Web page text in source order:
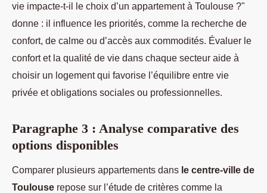
vie impacte-t-il le choix d’un appartement à Toulouse ?"
donne : il influence les priorités, comme la recherche de
confort, de calme ou d’accès aux commodités. Évaluer le
confort et la qualité de vie dans chaque secteur aide à
choisir un logement qui favorise l’équilibre entre vie
privée et obligations sociales ou professionnelles.
Paragraphe 3 : Analyse comparative des
options disponibles
Comparer plusieurs appartements dans le centre-ville de
Toulouse repose sur l’étude de critères comme la